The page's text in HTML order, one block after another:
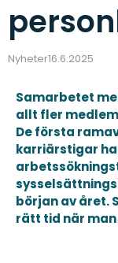
Nyheter16.6.2025
Samarbetet
allt fler
De första
karriärstigar
början av året.
rätt tid när